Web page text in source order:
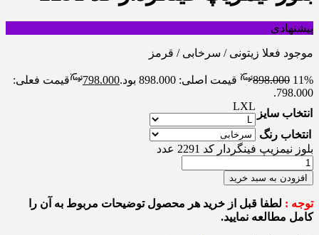
پیشنهادی
موجود فعلا زیتونی / سرخابی / قرمز
11%
898.000 قیمت اصلی: 898.000 بود. 798.000
قیمت فعلی:
798.000.
انتخاب سایز
LXL
انتخاب رنگ
بلوز نیمزیپ فینگردار کد 2291 عدد
افزودن به سبد خرید
توجه : لطفا قبل از خرید هر محصول توضیحات مربوط به آن را
کامل مطالعه نمایید.